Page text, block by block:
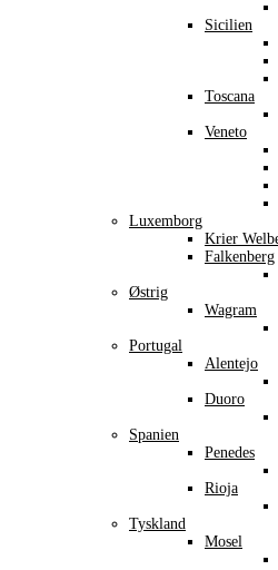
Sicilien
Toscana
Veneto
Luxemborg
Krier
Falkenberg
Østrig
Wagram
Portugal
Alentejo
Duoro
Spanien
Penedes
Rioja
Tyskland
Mosel